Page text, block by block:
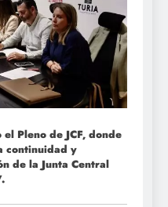
Pleno de JCF, donde
continuidad y
de la Junta Central